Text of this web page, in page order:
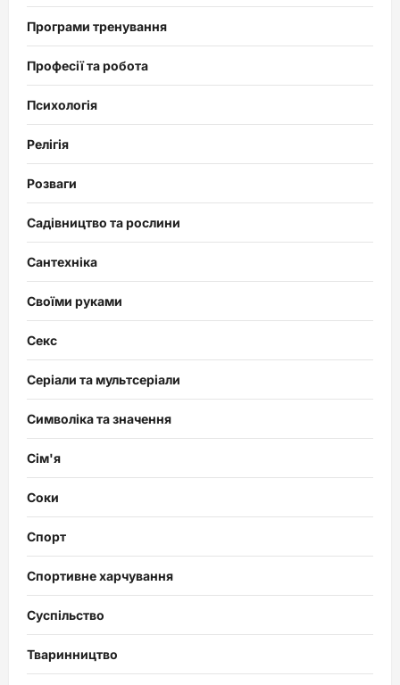
Програми тренування
Професії та робота
Психологія
Релігія
Розваги
Садівництво та рослини
Сантехніка
Своїми руками
Секс
Серіали та мультсеріали
Символіка та значення
Сім'я
Соки
Спорт
Спортивне харчування
Суспільство
Тваринництво